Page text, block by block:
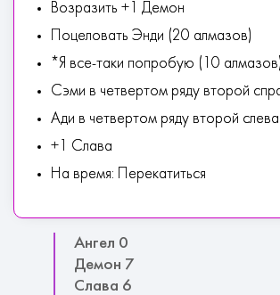
Возразить +1 Демон
Поцеловать Энди (20 алмазов)
*Я все-таки попробую (10
Сэми в четвертом ряду второй
Ади в четвертом ряду второй слева
+1 Слава
На время: Перекатиться
Ангел 0
Демон 7
Слава 6